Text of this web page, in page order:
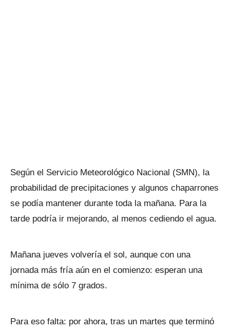
Según el Servicio Meteorológico Nacional (SMN), la
probabilidad de precipitaciones y algunos chaparrones
se podía mantener durante toda la mañana. Para la
tarde podría ir mejorando, al menos cediendo el agua.
Mañana jueves volvería el sol, aunque con una
jornada más fría aún en el comienzo: esperan una
mínima de sólo 7 grados.
Para eso falta: por ahora, tras un martes que terminó